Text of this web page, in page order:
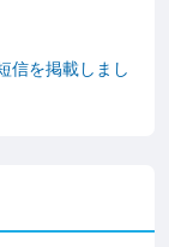
信を掲載しまし